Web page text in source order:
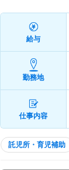
給与
勤務地
仕事内容
託児所・育児補助